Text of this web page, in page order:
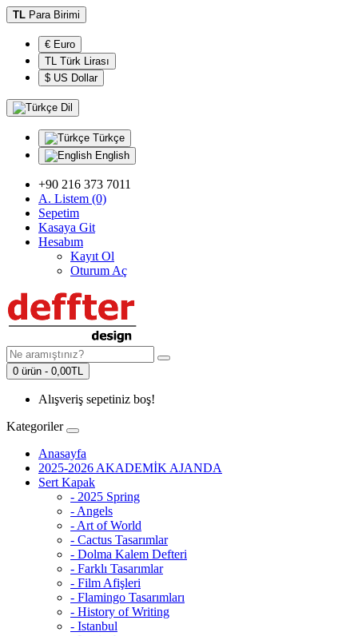
TL Para Birimi
€ Euro
TL Türk Lirası
$ US Dollar
Dil
Türkçe
English
+90 216 373 7011
A. Listem (0)
Sepetim
Kasaya Git
Hesabım
Kayıt Ol
Oturum Aç
0 ürün - 0,00TL
Alışveriş sepetiniz boş!
Kategoriler
Anasayfa
2025-2026 AKADEMİK AJANDA
Sert Kapak
- 2025 Spring
- Angels
- Art of World
- Cactus Tasarımlar
- Dolma Kalem Defteri
- Farklı Tasarımlar
- Film Afişleri
- Flamingo Tasarımları
- History of Writing
- Istanbul